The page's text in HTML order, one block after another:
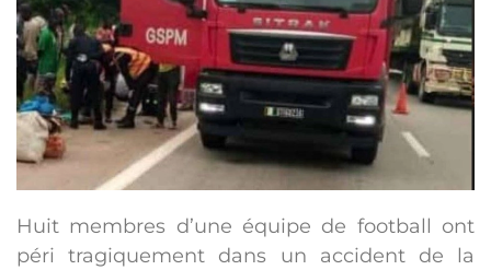
Huit membres d’une équipe de football ont
péri tragiquement dans un accident de la